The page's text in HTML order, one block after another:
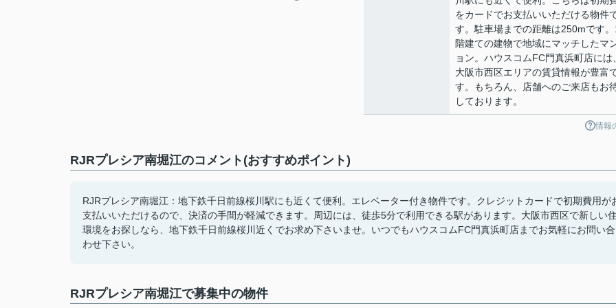
をカードでお支払いいただける物件
す。駐車場までの距離は250mです
階建ての建物で地域にマッチしたマ
ョン。ハウスコムFC門真浜町店には、
大阪市西区エリアの賃貸情報が豊富
す。もちろん、店舗へのご来店もお
しております。
情報
RJRプレシア南堀江のコメント(おすすめポイント)
RJRプレシア南堀江：地下鉄千日前線桜川駅にも近くて便利。エレベーター付き物件です。クレジットカードで初期費用が
支払いいただけるので、決済の手間が軽減できます。周辺には、徒歩5分で利用できる駅があります。大阪市西区で新しい住
環境をお探しなら、地下鉄千日前線桜川近くでお求め下さいませ。いつでもハウスコムFC門真浜町店までお気軽にお問い合
わせ下さい。
RJRプレシア南堀江で募集中の物件